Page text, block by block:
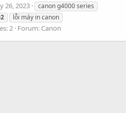
26, 2023
canon g4000 series
lỗi máy in canon
2 Forum: Canon